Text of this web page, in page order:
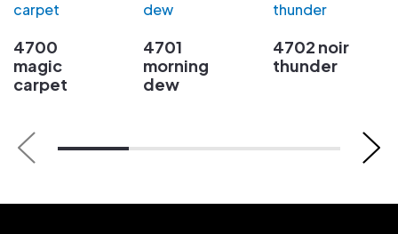
4700
magic
carpet
4701
morning
dew
4702 noir
thunder